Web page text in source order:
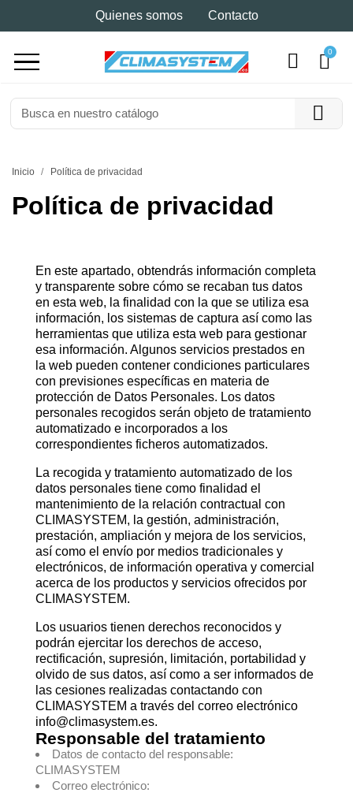
Quienes somos Contacto
Inicio Política de privacidad
Política de privacidad
En este apartado, obtendrás información completa
y transparente sobre cómo se recaban tus datos
en esta web, la finalidad con la que se utiliza esa
información, los sistemas de captura así como las
herramientas que utiliza esta web para gestionar
esa información. Algunos servicios prestados en
la web pueden contener condiciones particulares
con previsiones específicas en materia de
protección de Datos Personales. Los datos
personales recogidos serán objeto de tratamiento
automatizado e incorporados a los
correspondientes ficheros automatizados.
La recogida y tratamiento automatizado de los
datos personales tiene como finalidad el
mantenimiento de la relación contractual con
CLIMASYSTEM, la gestión, administración,
prestación, ampliación y mejora de los servicios,
así como el envío por medios tradicionales y
electrónicos, de información operativa y comercial
acerca de los productos y servicios ofrecidos por
CLIMASYSTEM.
Los usuarios tienen derechos reconocidos y
podrán ejercitar los derechos de acceso,
rectificación, supresión, limitación, portabilidad y
olvido de sus datos, así como a ser informados de
las cesiones realizadas contactando con
CLIMASYSTEM a través del correo electrónico
info@climasystem.es.
Responsable del tratamiento
Datos de contacto del responsable:
CLIMASYSTEM
Correo electrónico: